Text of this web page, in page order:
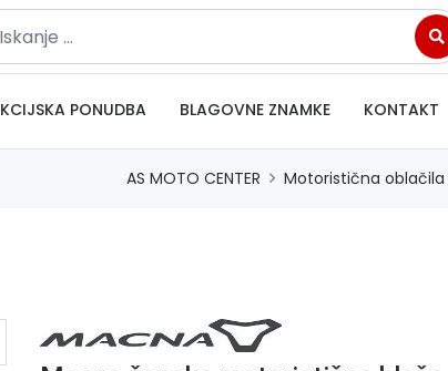
PONUDBA BLAGOVNE ZNAMKE KONTAKT
AS MOTO CENTER Motoristična oblačila